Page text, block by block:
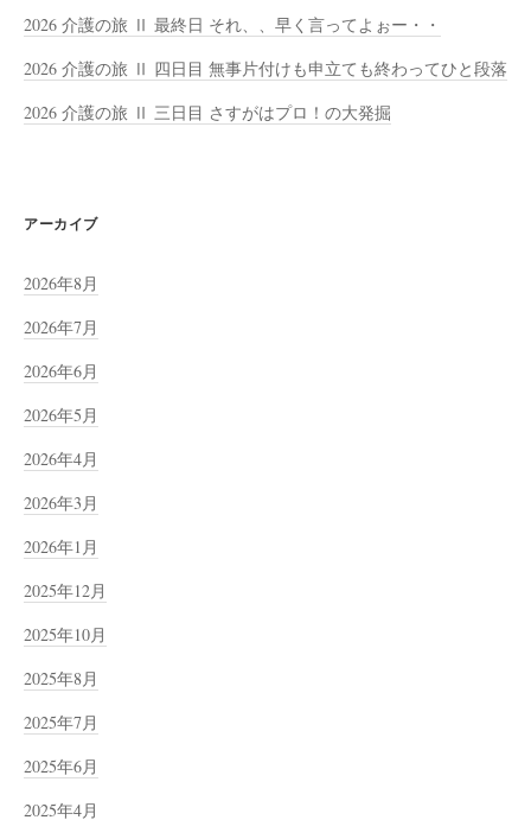
2026 介護の旅 Ⅱ 最終日 それ、、早く言ってよぉー・・
2026 介護の旅 Ⅱ 四日目 無事片付けも申立ても終わってひと段落
2026 介護の旅 Ⅱ 三日目 さすがはプロ！の大発掘
アーカイブ
2026年8月
2026年7月
2026年6月
2026年5月
2026年4月
2026年3月
2026年1月
2025年12月
2025年10月
2025年8月
2025年7月
2025年6月
2025年4月